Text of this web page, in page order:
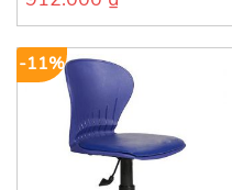
of
-11%